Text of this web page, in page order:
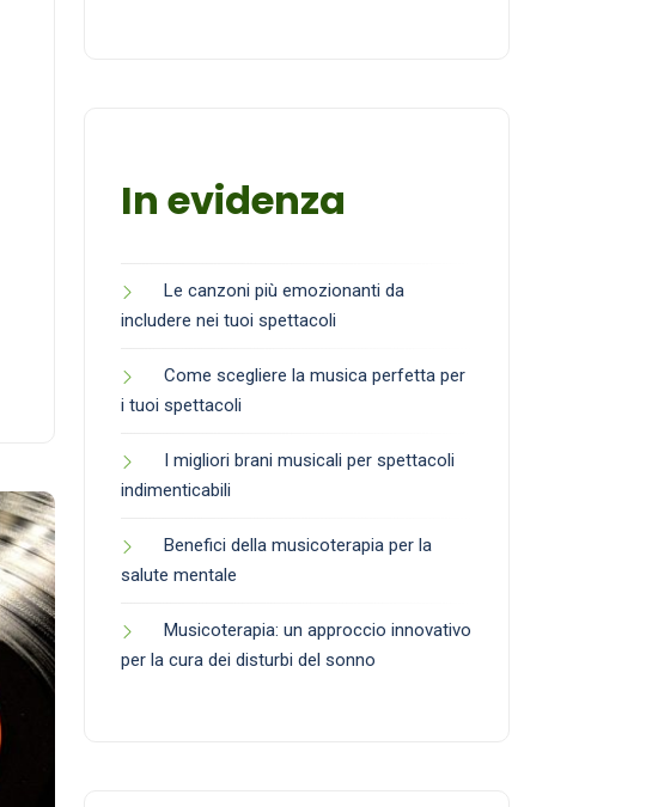
In evidenza
Le canzoni più emozionanti da
includere nei tuoi spettacoli
Come scegliere la musica perfetta per
i tuoi spettacoli
I migliori brani musicali per spettacoli
indimenticabili
Benefici della musicoterapia per la
salute mentale
Musicoterapia: un approccio innovativo
per la cura dei disturbi del sonno